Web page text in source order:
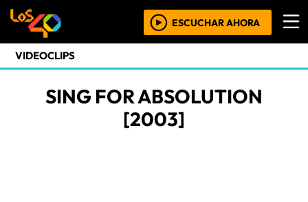
ESCUCHAR AHORA
VIDEOCLIPS
SING FOR ABSOLUTION
[2003]